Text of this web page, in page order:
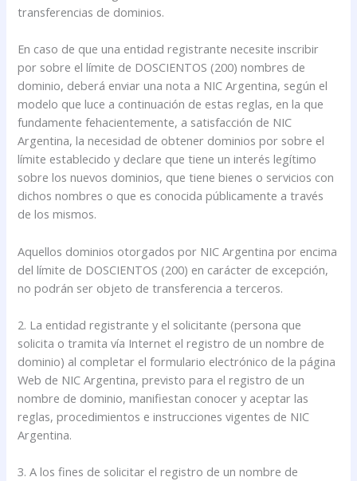
transferencias de dominios.
En caso de que una entidad registrante necesite inscribir
por sobre el límite de DOSCIENTOS (200) nombres de
dominio, deberá enviar una nota a NIC Argentina, según el
modelo que luce a continuación de estas reglas, en la que
fundamente fehacientemente, a satisfacción de NIC
Argentina, la necesidad de obtener dominios por sobre el
límite establecido y declare que tiene un interés legítimo
sobre los nuevos dominios, que tiene bienes o servicios con
dichos nombres o que es conocida públicamente a través
de los mismos.
Aquellos dominios otorgados por NIC Argentina por encima
del límite de DOSCIENTOS (200) en carácter de excepción,
no podrán ser objeto de transferencia a terceros.
2. La entidad registrante y el solicitante (persona que
solicita o tramita vía Internet el registro de un nombre de
dominio) al completar el formulario electrónico de la página
Web de NIC Argentina, previsto para el registro de un
nombre de dominio, manifiestan conocer y aceptar las
reglas, procedimientos e instrucciones vigentes de NIC
Argentina.
3. A los fines de solicitar el registro de un nombre de